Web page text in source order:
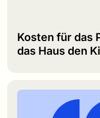
Kosten für das
das Haus den